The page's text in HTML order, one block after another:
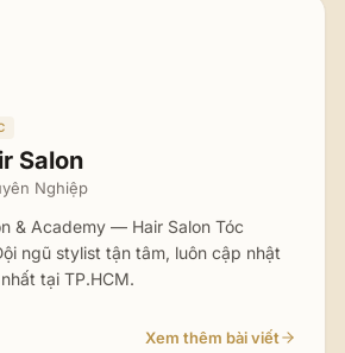
Salon
Nghiệp
& Academy — Hair Salon Tóc
ngũ stylist tận tâm, luôn cập nhật
tại TP.HCM.
Xem thêm bài viết